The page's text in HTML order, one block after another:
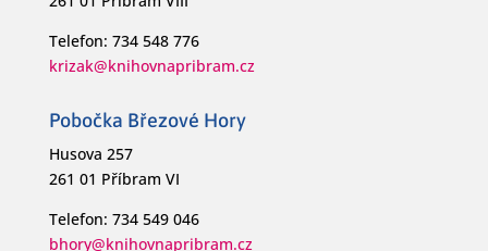
Telefon: 734 548 776
krizak@knihovnapribram.cz
Pobočka Březové Hory
Husova 257
261 01 Příbram VI
Telefon: 734 549 046
bhory@knihovnapribram.cz